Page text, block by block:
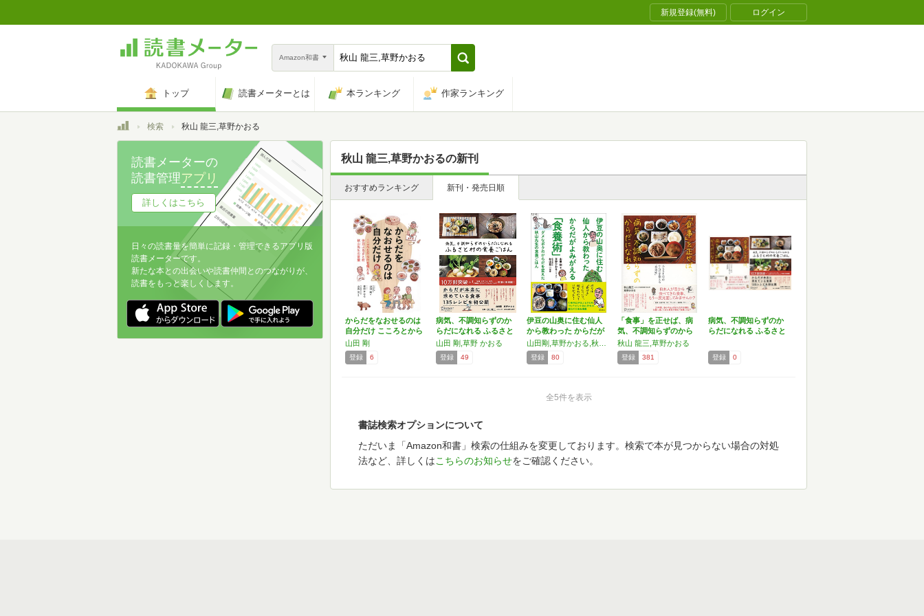
新規登録(無料) ログイン
Amazon和書
トップ 読書メーターとは 本ランキング 作家ランキング
トップ検索 秋山 龍三,草野かおる
秋山 龍三,草野かおるの新刊
おすすめランキング 新刊・発売日順
からだをなおせるのは
自分だけ こころとから
だ…
山田 剛
登録 6
病気、不調知らずのか
らだになれる ふるさと
村…
山田 剛,草野 かおる
登録 49
伊豆の山奥に住む仙人
から教わった からだが
よ…
登録 80
「食事」を正せば、病
気、不調知らずのから
だに…
秋山 龍三,草野かおる
登録 381
病気、不調知らずのか
らだになれる ふるさと
登録 0
全5件を表示
書誌検索オプションについて
ただいま「Amazon和書」検索の仕組みを変更しております。検索で本が見つからない場合の対処
法など、詳しくはこちらのお知らせをご確認ください。
読書メーターの
読書管理アプリ
詳しくはこちら
日々の読書量を簡単に記録・管理できるアプリ版
読書メーターです。
新たな本との出会いや読書仲間とのつながりが、
読書をもっと楽しくします。